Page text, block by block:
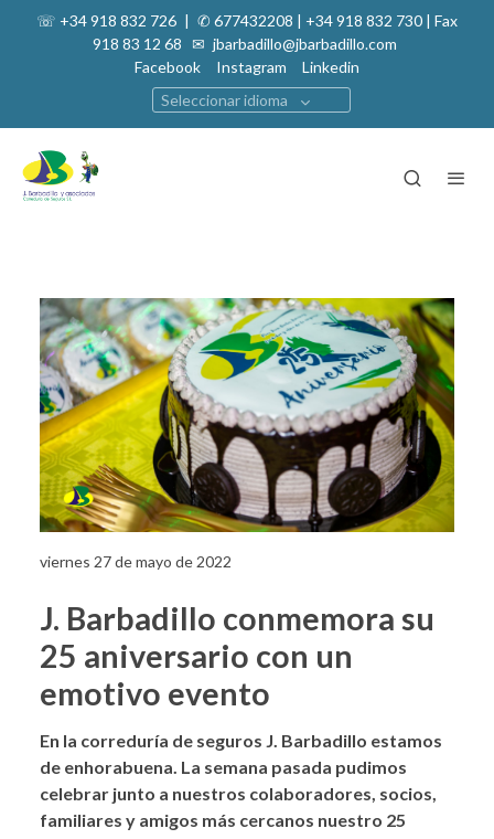
☏ +34 918 832 726 | ✆ 677432208 | +34 918 832 730 | Fax
918 83 12 68 ✉ jbarbadillo@jbarbadillo.com
Facebook
Instagram
Linkedin
Seleccionar idioma
viernes 27 de mayo de 2022
J. Barbadillo conmemora su
25 aniversario con un
emotivo evento
En la correduría de seguros J. Barbadillo estamos
de enhorabuena. La semana pasada pudimos
celebrar junto a nuestros colaboradores, socios,
familiares y amigos más cercanos nuestro 25